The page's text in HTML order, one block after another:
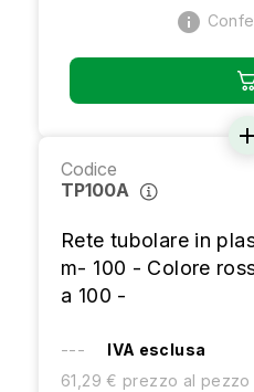
info
add
Codice
TP100A
Rete tubolare in
m- 100 - Colore
a 100 -
---
IVA esclusa
61,29 € prezzo al pezzo